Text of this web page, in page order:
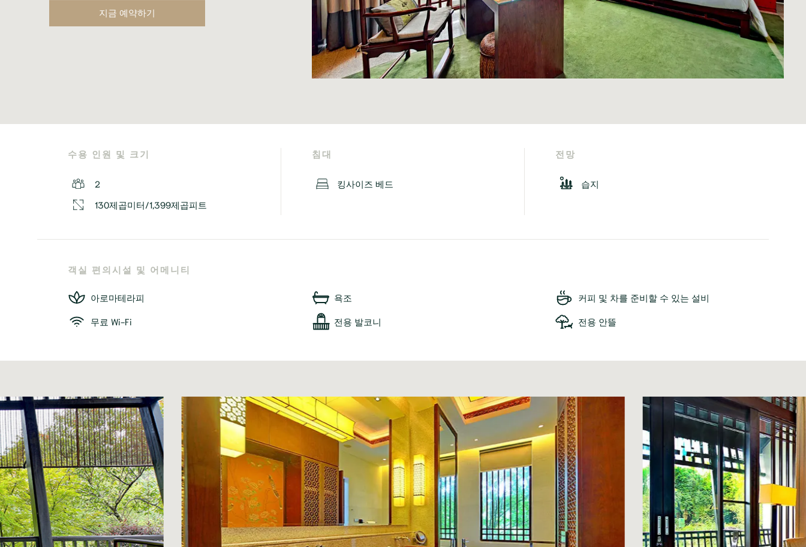
지금 예약하기
수용 인원 및 크기
2
130제곱미터/1,399제곱피트
침대
킹사이즈 베드
전망
습지
객실 편의시설 및 어메니티
아로마테라피 욕조
커피 및 차를 준비할 수 있는 설비
무료 Wi-Fi
전용 발코니 전용 안뜰